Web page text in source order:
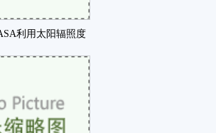
利用太阳辐照度